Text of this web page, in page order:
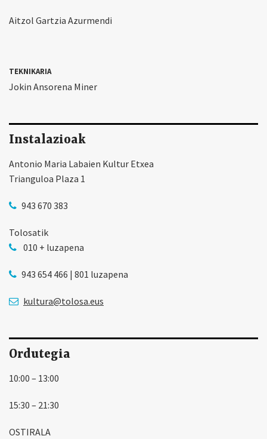
Aitzol Gartzia Azurmendi
TEKNIKARIA
Jokin Ansorena Miner
Instalazioak
Antonio Maria Labaien Kultur Etxea
Trianguloa Plaza 1
943 670 383
Tolosatik
010 + luzapena
943 654 466 | 801 luzapena
kultura@tolosa.eus
Ordutegia
10:00 – 13:00
15:30 – 21:30
OSTIRALA